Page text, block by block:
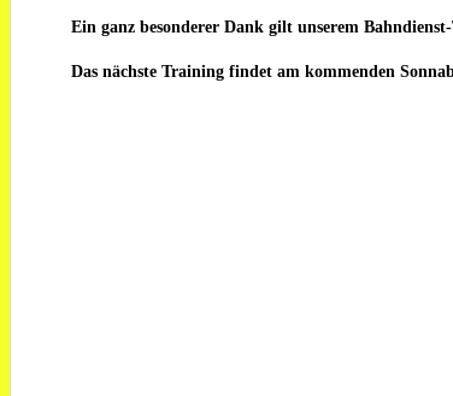
Ein ganz besonderer Dank gilt unserem
Das nächste Training findet am kommenden